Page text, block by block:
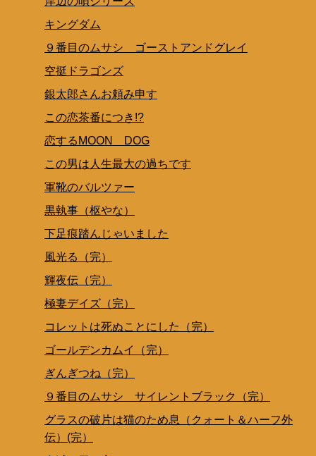
キングダム
９番目のムサシ ゴーストアンドグレイ
空挺ドラゴンズ
銀太郎さんお頼み申す
この恋茶番につき!?
恋するMOON DOG
この男は人生最大の過ちです
軍靴のバルツァー
黒執事（枢やな）
下足痕踏んじゃいました
風光る（完）
輝夜伝（完）
極妻デイズ（完）
コレットは死ぬことにした（完）
ゴールデンカムイ（完）
ぎんぎつね（完）
９番目のムサシ サイレントブラック（完）
グラスの破片は猫のため息（クォート＆ハーフ外
伝）(完）